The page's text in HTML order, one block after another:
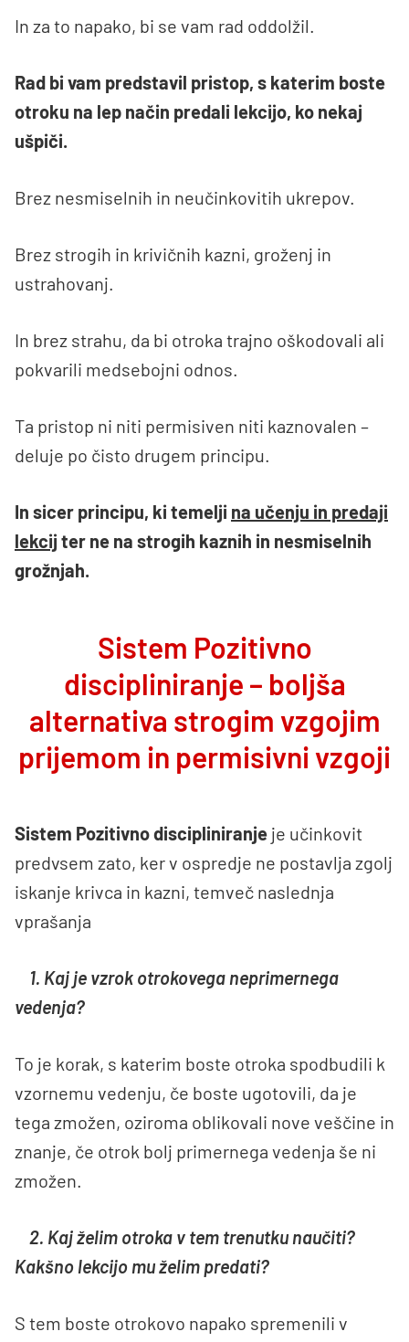
In za to napako, bi se vam rad oddolžil.
Rad bi vam predstavil pristop, s katerim boste
otroku na lep način predali lekcijo, ko nekaj
ušpiči.
Brez nesmiselnih in neučinkovitih ukrepov.
Brez strogih in krivičnih kazni, groženj in
ustrahovanj.
In brez strahu, da bi otroka trajno oškodovali ali
pokvarili medsebojni odnos.
Ta pristop ni niti permisiven niti kaznovalen –
deluje po čisto drugem principu.
In sicer principu, ki temelji na učenju in predaji
lekcij ter ne na strogih kaznih in nesmiselnih
grožnjah.
Sistem Pozitivno
discipliniranje – boljša
alternativa strogim vzgojim
prijemom in permisivni vzgoji
Sistem Pozitivno discipliniranje je učinkovit
predvsem zato, ker v ospredje ne postavlja zgolj
iskanje krivca in kazni, temveč naslednja
vprašanja
1. Kaj je vzrok otrokovega neprimernega
vedenja?
To je korak, s katerim boste otroka spodbudili k
vzornemu vedenju, če boste ugotovili, da je
tega zmožen, oziroma oblikovali nove veščine in
znanje, če otrok bolj primernega vedenja še ni
zmožen.
2. Kaj želim otroka v tem trenutku naučiti?
Kakšno lekcijo mu želim predati?
S tem boste otrokovo napako spremenili v